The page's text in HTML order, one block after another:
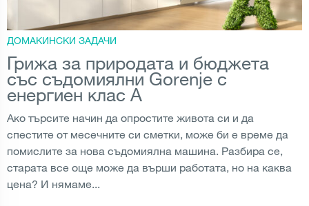
ДОМАКИНСКИ ЗАДАЧИ
Грижа за природата и бюджета
със съдомиялни Gorenje с
енергиен клас A
Ако търсите начин да опростите живота си и да
спестите от месечните си сметки, може би е време да
помислите за нова съдомиялна машина. Разбира се,
старата все още може да върши работата, но на каква
цена? И нямаме...